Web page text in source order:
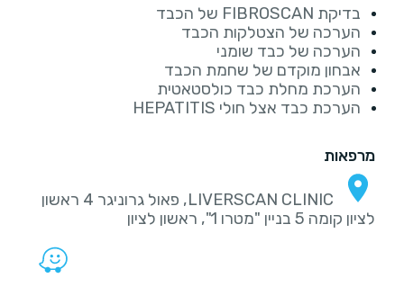
בדיקת FIBROSCAN של הכבד
הערכה של הצטלקות הכבד
הערכה של כבד שומני
אבחון מוקדם של שחמת הכבד
הערכת מחלת כבד כולסטאטית
הערכת כבד אצל חולי HEPATITIS
מרפאות
LIVERSCAN CLINIC, פאול גרוניגר 4 ראשון
לציון קומה 5 בניין "מטרו 1", ראשון לציון